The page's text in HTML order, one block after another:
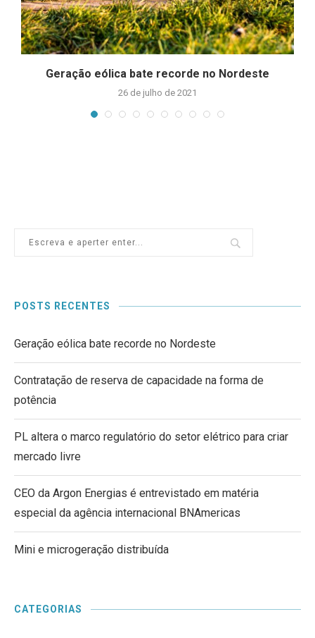
Geração eólica bate recorde no Nordeste
26 de julho de 2021
POSTS RECENTES
Geração eólica bate recorde no Nordeste
Contratação de reserva de capacidade na forma de
potência
PL altera o marco regulatório do setor elétrico para criar
mercado livre
CEO da Argon Energias é entrevistado em matéria
especial da agência internacional BNAmericas
Mini e microgeração distribuída
CATEGORIAS